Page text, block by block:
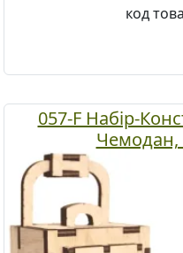
код
057-F Набір-
Чемодан,